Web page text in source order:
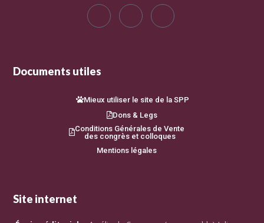
Documents utiles
Mieux utiliser le site de la SPP
Dons & Legs
Conditions Générales de Vente
des congrès et colloques
Mentions légales
Site internet